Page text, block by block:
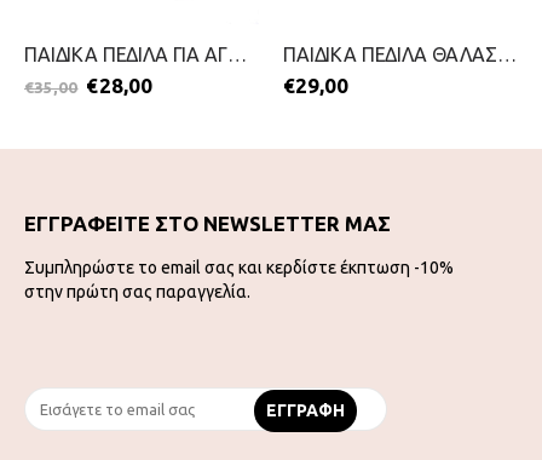
ΠΑΙΔΙΚΑ ΠΕΔΙΛΑ ΓΙΑ ΑΓΟΡΙΑ-SPROX-2299-0101-ΜΠΛΕ
€35,00 €28,00
ΠΑΙΔΙΚΑ ΠΕΔΙΛΑ ΘΑΛΑΣΣΗΣ-RIDER-2299-0345-ΜΑΥΡΟ
€29,00
ΕΓΓΡΑΦΕΙΤΕ ΣΤΟ NEWSLETTER ΜΑΣ
Συμπληρώστε το email σας και κερδίστε έκπτωση -10%
στην πρώτη σας παραγγελία.